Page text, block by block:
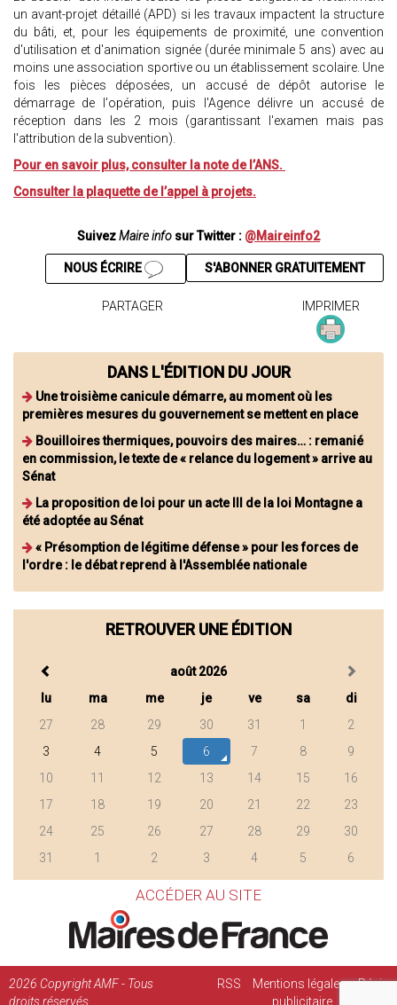
un avant-projet détaillé (APD) si les travaux impactent la structure
du bâti, et, pour les équipements de proximité, une convention
d'utilisation et d'animation signée (durée minimale 5 ans) avec au
moins une association sportive ou un établissement scolaire. Une
fois les pièces déposées, un accusé de dépôt autorise le
démarrage de l'opération, puis l'Agence délivre un accusé de
réception dans les 2 mois (garantissant l'examen mais pas
l'attribution de la subvention).
Pour en savoir plus, consulter la note de l’ANS.
Consulter la plaquette de l’appel à projets.
SuivezMaire info sur Twitter : @Maireinfo2
S'ABONNER GRATUITEMENT
NOUS ÉCRIRE
PARTAGER IMPRIMER
DANS L'ÉDITION DU JOUR
Une troisième canicule démarre, au moment où les
premières mesures du gouvernement se mettent en place
Bouilloires thermiques, pouvoirs des maires… : remanié
en commission, le texte de « relance du logement » arrive au
Sénat
La proposition de loi pour un acte III de la loi Montagne a
été adoptée au Sénat
« Présomption de légitime défense » pour les forces de
l'ordre : le débat reprend à l'Assemblée nationale
RETROUVER UNE ÉDITION
août 2026
lu
ma me je ve sa
di
27
28 29 30 31 1
2
3
4 5 6 7 8
9
10
11 12 13 14 15
16
17
18 19 20 21 22
23
24
25 26 27 28 29
30
31
1 2 3 4 5 6
ACCÉDER AU SITE
2026 Copyright AMF - Tous
droits réservés
RSS Mentions légales
Régie
publicitaire